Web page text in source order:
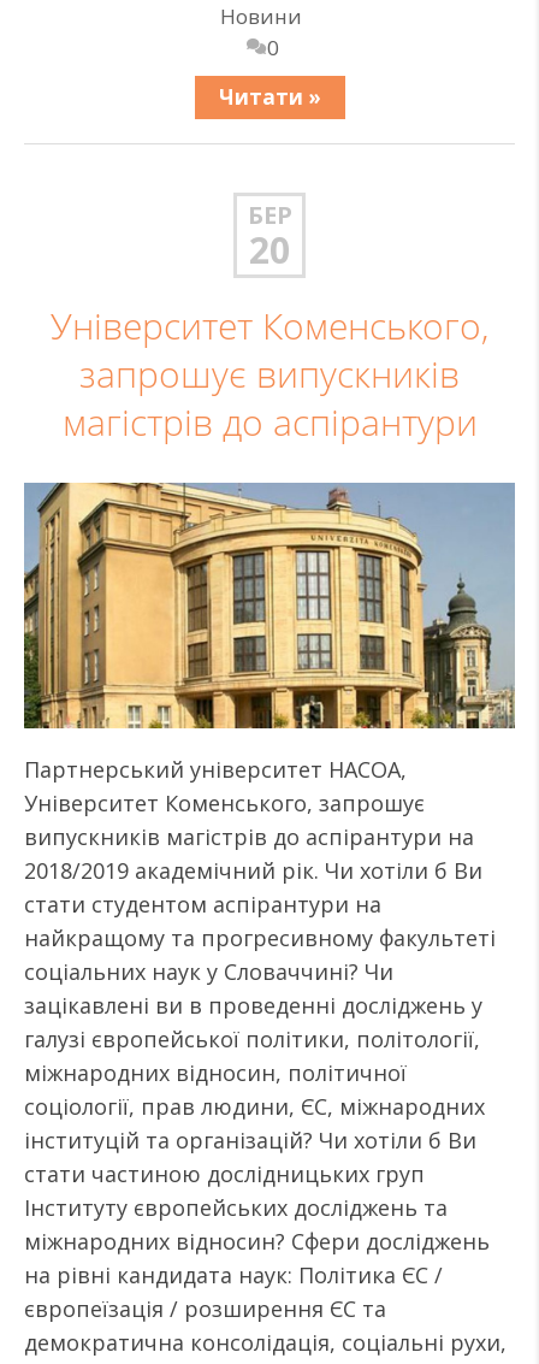
Новини
0
Читати »
БЕР
20
Університет Коменського,
запрошує випускників
магістрів до аспірантури
Партнерський університет НАСОА,
Університет Коменського, запрошує
випускників магістрів до аспірантури на
2018/2019 академічний рік. Чи хотіли б Ви
стати студентом аспірантури на
найкращому та прогресивному факультеті
соціальних наук у Словаччині? Чи
зацікавлені ви в проведенні досліджень у
галузі європейської політики, політології,
міжнародних відносин, політичної
соціології, прав людини, ЄС, міжнародних
інституцій та організацій? Чи хотіли б Ви
стати частиною дослідницьких груп
Інституту європейських досліджень та
міжнародних відносин? Сфери досліджень
на рівні кандидата наук: Політика ЄС /
європеїзація / розширення ЄС та
демократична консолідація, соціальні рухи,